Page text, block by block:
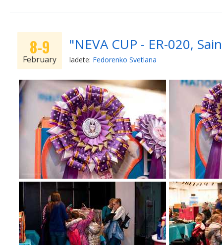
8-9
February
"NEVA CUP - ER-020,
ladete: Fedorenko Svetlana